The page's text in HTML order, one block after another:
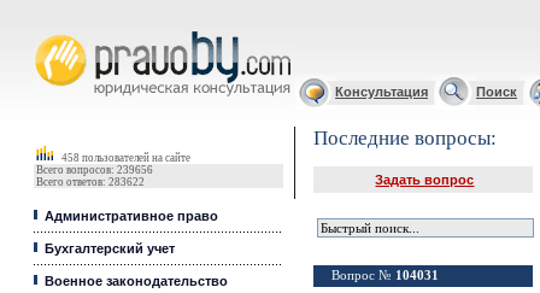
Консультация Поиск
458 пользователей на сайте
Всего вопросов: 239656
Всего ответов: 283622
Административное право
Бухгалтерский учет
Военное законодательство
Последние вопросы:
Задать вопрос
Вопрос № 104031